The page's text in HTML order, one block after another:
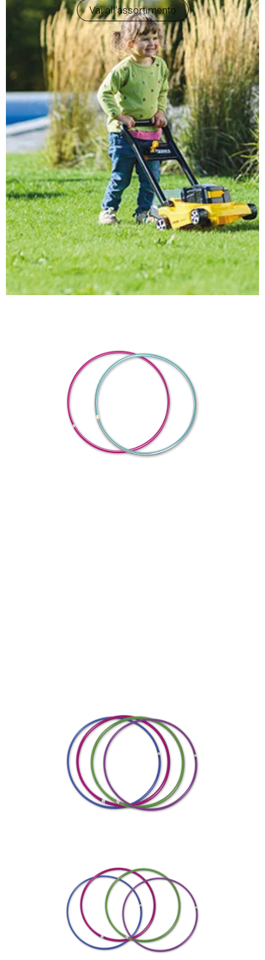
Vai all'assortimento